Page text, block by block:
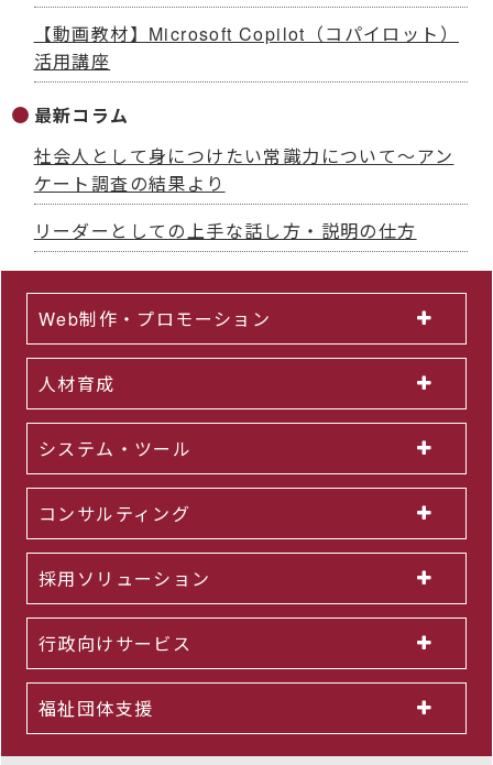
【動画教材】Microsoft Copilot（コパイロット）
活用講座
最新コラム
社会人として身につけたい常識力について～アン
ケート調査の結果より
リーダーとしての上手な話し方・説明の仕方
Web制作・プロモーション
人材育成
システム・ツール
コンサルティング
採用ソリューション
行政向けサービス
福祉団体支援